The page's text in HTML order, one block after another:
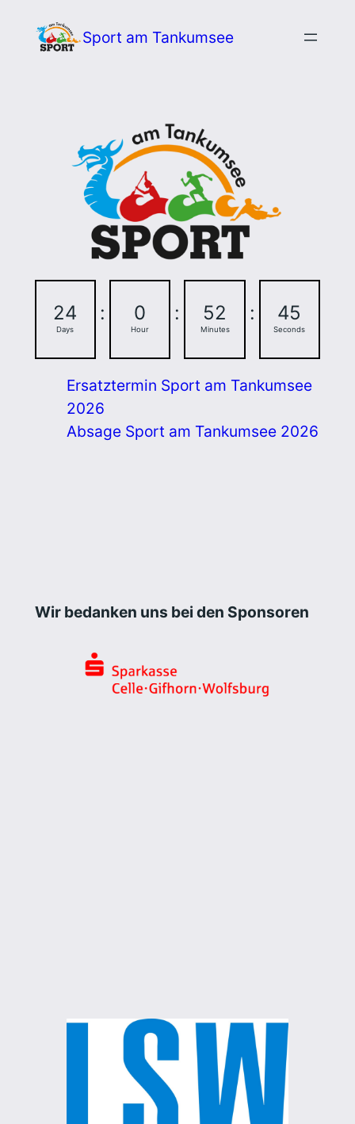
Inhalt
Sport am Tankumsee
24
Days
: 0
Hour
: 52
Minutes
: 44
Seconds
Ersatztermin Sport am Tankumsee
2026
Absage Sport am Tankumsee 2026
Wir bedanken uns bei den Sponsoren